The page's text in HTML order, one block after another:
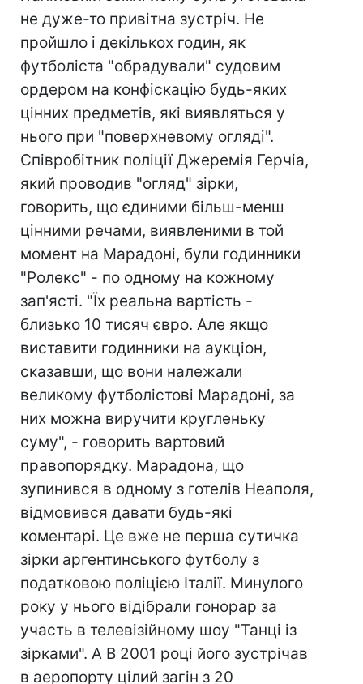
не дуже-то привітна зустріч. Не
пройшло і декількох годин, як
футболіста "обрадували" судовим
ордером на конфіскацію будь-яких
цінних предметів, які виявляться у
нього при "поверхневому огляді".
Співробітник поліції Джеремія Герчіа,
який проводив "огляд" зірки,
говорить, що єдиними більш-менш
цінними речами, виявленими в той
момент на Марадоні, були годинники
"Ролекс" - по одному на кожному
зап'ясті. "Їх реальна вартість -
близько 10 тисяч євро. Але якщо
виставити годинники на аукціон,
сказавши, що вони належали
великому футболістові Марадоні, за
них можна виручити кругленьку
суму", - говорить вартовий
правопорядку. Марадона, що
зупинився в одному з готелів Неаполя,
відмовився давати будь-які
коментарі. Це вже не перша сутичка
зірки аргентинського футболу з
податковою поліцією Італії. Минулого
року у нього відібрали гонорар за
участь в телевізійному шоу "Танці із
зірками". А В 2001 році його зустрічав
в аеропорту цілий загін з 20